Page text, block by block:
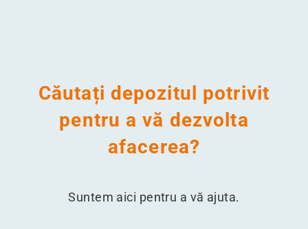
Căutați depozitul potrivit
pentru a vă dezvolta
afacerea?
Suntem aici pentru a vă ajuta.